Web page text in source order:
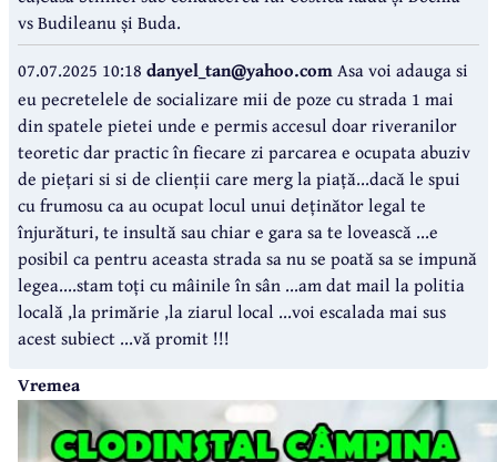
vs Budileanu și Buda.
07.07.2025 10:18 danyel_tan@yahoo.comAsa voi adauga si
eu pecretelele de socializare mii de poze cu strada 1 mai
din spatele pietei unde e permis accesul doar riveranilor
teoretic dar practic în fiecare zi parcarea e ocupata abuziv
de piețari si si de clienții care merg la piață...dacă le spui
cu frumosu ca au ocupat locul unui deținător legal te
înjurături, te insultă sau chiar e gara sa te lovească ...e
posibil ca pentru aceasta strada sa nu se poată sa se impună
legea....stam toți cu mâinile în sân ...am dat mail la politia
locală ,la primărie ,la ziarul local ...voi escalada mai sus
acest subiect ...vă promit !!!
Vremea